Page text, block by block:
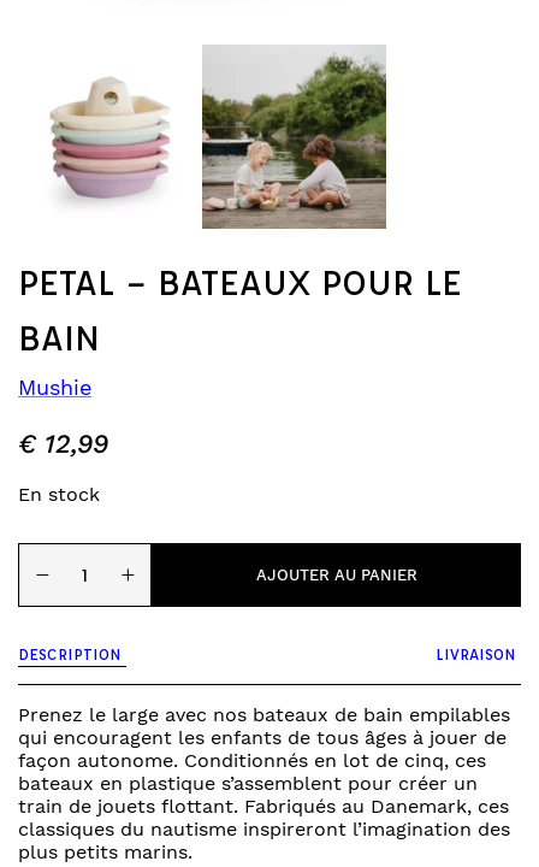
PETAL – BATEAUX POUR LE
BAIN
Mushie
€12,99
En stock
de
bateaux
pour
le
bain
− + AJOUTER AU PANIER
DESCRIPTION LIVRAISON
Prenez le large avec nos bateaux de bain empilables
qui encouragent les enfants de tous âges à jouer de
façon autonome. Conditionnés en lot de cinq, ces
bateaux en plastique s’assemblent pour créer un
train de jouets flottant. Fabriqués au Danemark, ces
classiques du nautisme inspireront l’imagination des
plus petits marins.